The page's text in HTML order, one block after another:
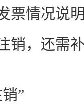
票情况说
销，还需
”